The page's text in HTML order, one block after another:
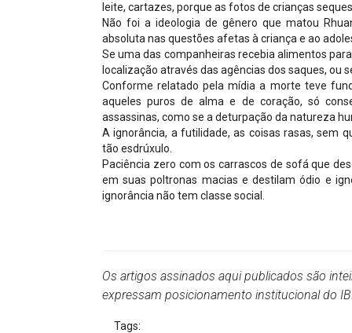
Encontre um Escritório
IBDFAM Educacional
leite, cartazes, porque as fotos de crianças
Não foi a ideologia de gênero que matou
absoluta nas questões afetas à criança e ao
Se uma das companheiras recebia alimentos
localização através das agências dos saques, ou
Conforme relatado pela mídia a morte teve
aqueles puros de alma e de coração, só
assassinas, como se a deturpação da natureza
A ignorância, a futilidade, as coisas rasas, sem
tão esdrúxulo.
Paciência zero com os carrascos de sofá que
em suas poltronas macias e destilam ódio e
ignorância não tem classe social.
Os artigos assinados aqui publicados são
expressam posicionamento institucional do
Tags: